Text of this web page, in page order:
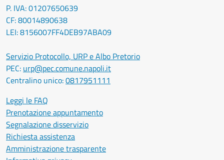
P. IVA: 01207650639
CF: 80014890638
LEI: 8156007FF4DEB97ABA09
Servizio Protocollo, URP e Albo Pretorio
PEC: urp@pec.comune.napoli.it
Centralino unico:0817951111
Leggi le FAQ
Prenotazione appuntamento
Segnalazione disservizio
Richiesta assistenza
Amministrazione trasparente